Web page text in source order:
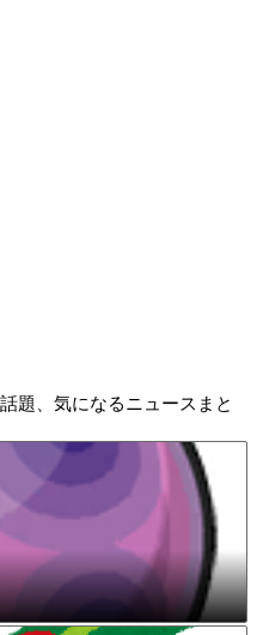
題、気になるニュースまと